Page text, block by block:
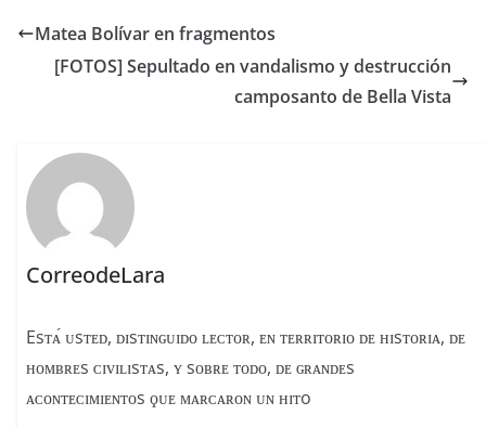
e
b
k
a
d
p
ar
tir
Matea Bolívar en fragmentos
[FOTOS] Sepultado en vandalismo y destrucción
camposanto de Bella Vista
CorreodeLara
Esᴛᴀ́ ᴜsᴛᴇᴅ, ᴅɪsᴛɪɴɢᴜɪᴅᴏ ʟᴇᴄᴛᴏʀ, ᴇɴ ᴛᴇʀʀɪᴛᴏʀɪᴏ ᴅᴇ ʜɪsᴛᴏʀɪᴀ, ᴅᴇ
ʜᴏᴍʙʀᴇs ᴄɪᴠɪʟɪsᴛᴀs, ʏ sᴏʙʀᴇ ᴛᴏᴅᴏ, ᴅᴇ ɢʀᴀɴᴅᴇs
ᴀᴄᴏɴᴛᴇᴄɪᴍɪᴇɴᴛᴏs ϙᴜᴇ ᴍᴀʀᴄᴀʀᴏɴ ᴜɴ ʜɪᴛo